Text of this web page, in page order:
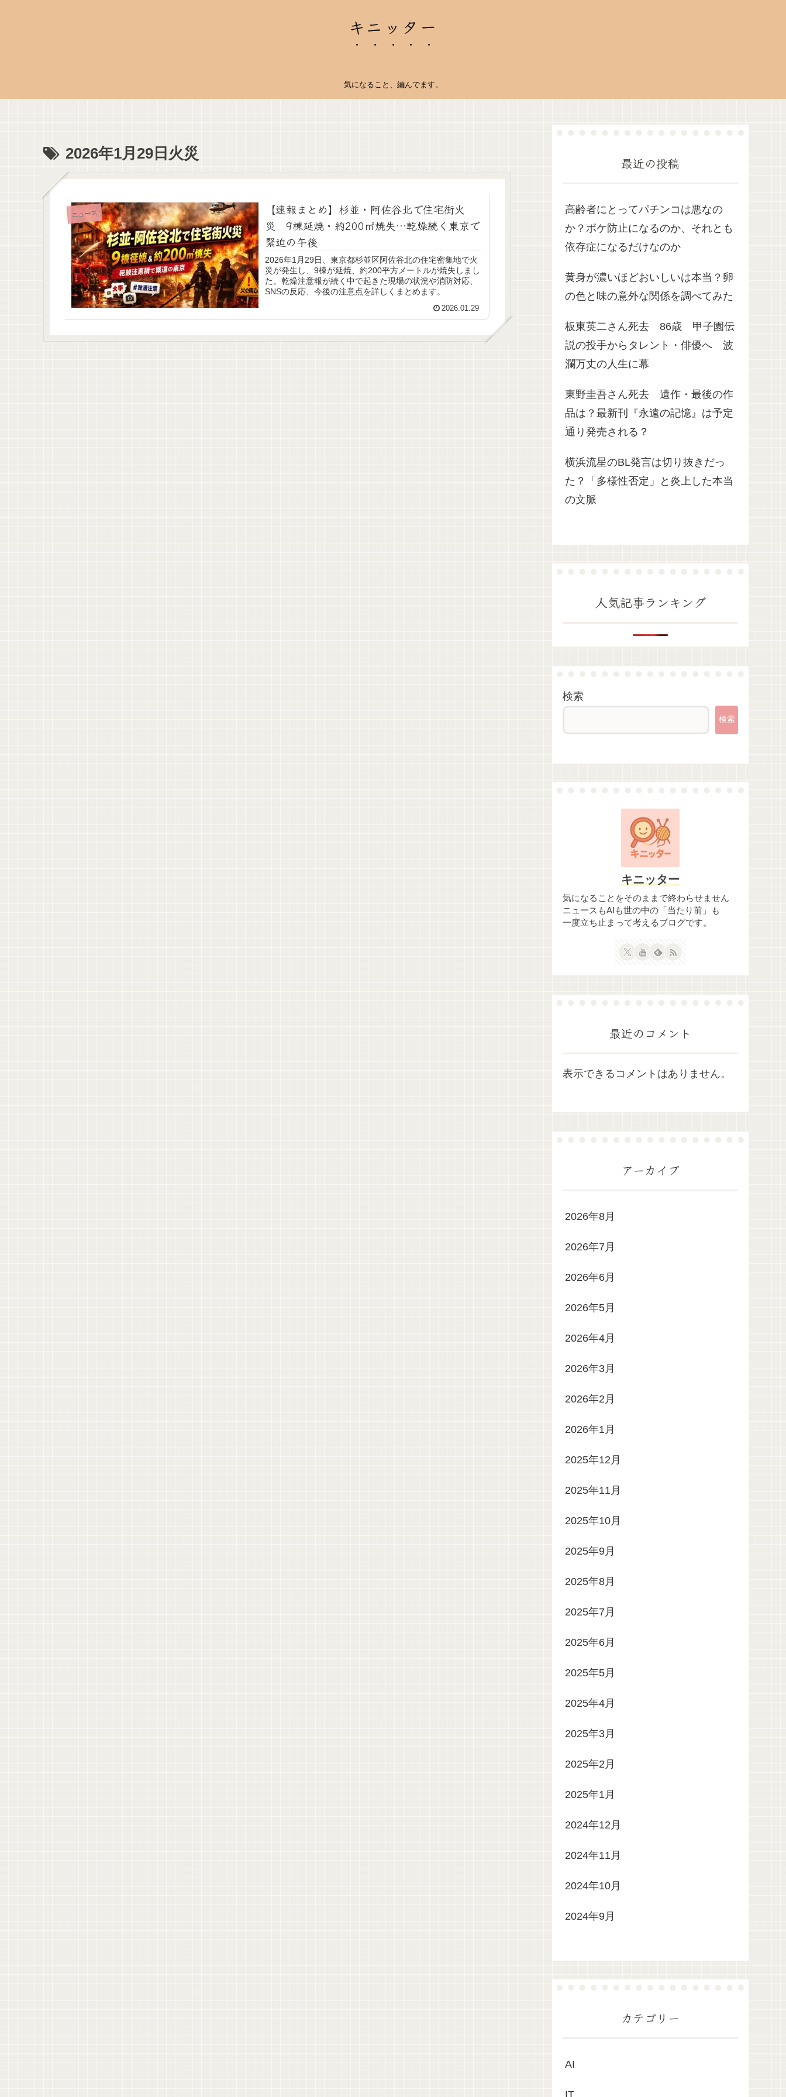
キニッター
気になること、編んでます。
2026年1月29日火災
ニュース
【速報まとめ】杉並・阿佐谷北で住宅街火
災 9棟延焼・約200㎡焼失…乾燥続く東京で
緊迫の午後
2026年1月29日、東京都杉並区阿佐谷北の住宅密集地で火
災が発生し、9棟が延焼、約200平方メートルが焼失しまし
た。乾燥注意報が続く中で起きた現場の状況や消防対応、
SNSの反応、今後の注意点を詳しくまとめます。
2026.01.29
最近の投稿
高齢者にとってパチンコは悪なの
か？ボケ防止になるのか、それとも
依存症になるだけなのか
黄身が濃いほどおいしいは本当？卵
の色と味の意外な関係を調べてみた
板東英二さん死去 86歳 甲子園伝
説の投手からタレント・俳優へ 波
瀾万丈の人生に幕
東野圭吾さん死去 遺作・最後の作
品は？最新刊『永遠の記憶』は予定
通り発売される？
横浜流星のBL発言は切り抜きだっ
た？「多様性否定」と炎上した本当
の文脈
人気記事ランキング
検索
検索
キニッター
気になることをそのままで終わらせません
ニュースもAIも世の中の「当たり前」も
一度立ち止まって考えるブログです。
最近のコメント
表示できるコメントはありません。
アーカイブ
2026年8月
2026年7月
2026年6月
2026年5月
2026年4月
2026年3月
2026年2月
2026年1月
2025年12月
2025年11月
2025年10月
2025年9月
2025年8月
2025年7月
2025年6月
2025年5月
2025年4月
2025年3月
2025年2月
2025年1月
2024年12月
2024年11月
2024年10月
2024年9月
カテゴリー
AI